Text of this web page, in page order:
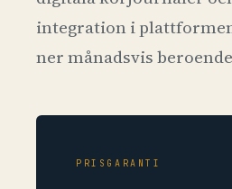
integration i
ner månadsvis
PRISGARANTI